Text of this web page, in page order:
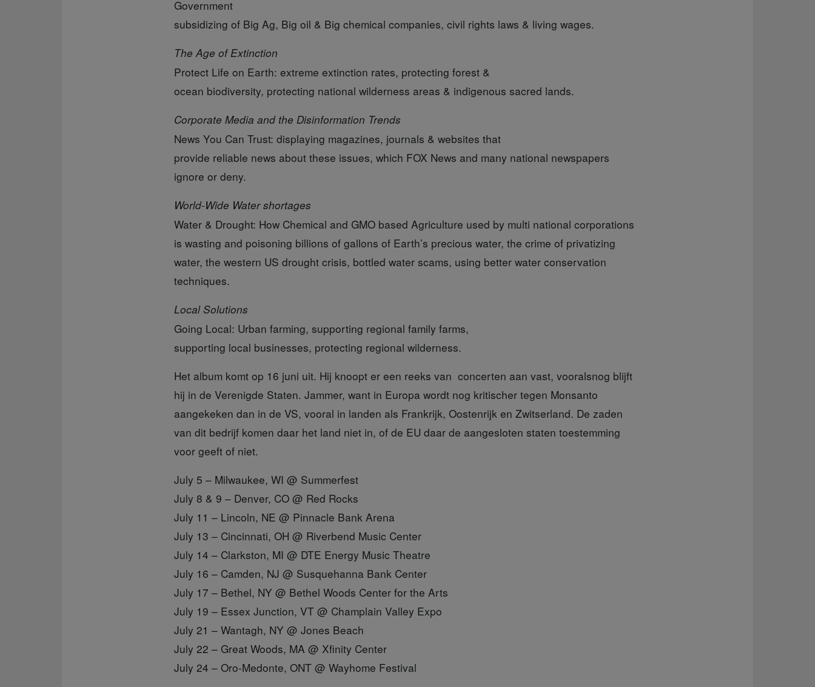
Government
subsidizing of Big Ag, Big oil & Big chemical companies, civil rights laws & living wages.
The Age of Extinction
Protect Life on Earth: extreme extinction rates, protecting forest &
ocean biodiversity, protecting national wilderness areas & indigenous sacred lands.
Corporate Media and the Disinformation Trends
News You Can Trust: displaying magazines, journals & websites that
provide reliable news about these issues, which FOX News and many national newspapers
ignore or deny.
World-Wide Water shortages
Water & Drought: How Chemical and GMO based Agriculture used by multi national corporations
is wasting and poisoning billions of gallons of Earth’s precious water, the crime of privatizing
water, the western US drought crisis, bottled water scams, using better water conservation
techniques.
Local Solutions
Going Local: Urban farming, supporting regional family farms,
supporting local businesses, protecting regional wilderness.
Het album komt op 16 juni uit. Hij knoopt er een reeks van concerten aan vast, vooralsnog blijft
hij in de Verenigde Staten. Jammer, want in Europa wordt nog kritischer tegen Monsanto
aangekeken dan in de VS, vooral in landen als Frankrijk, Oostenrijk en Zwitserland. De zaden
van dit bedrijf komen daar het land niet in, of de EU daar de aangesloten staten toestemming
voor geeft of niet.
July 5 – Milwaukee, WI @ Summerfest
July 8 & 9 – Denver, CO @ Red Rocks
July 11 – Lincoln, NE @ Pinnacle Bank Arena
July 13 – Cincinnati, OH @ Riverbend Music Center
July 14 – Clarkston, MI @ DTE Energy Music Theatre
July 16 – Camden, NJ @ Susquehanna Bank Center
July 17 – Bethel, NY @ Bethel Woods Center for the Arts
July 19 – Essex Junction, VT @ Champlain Valley Expo
July 21 – Wantagh, NY @ Jones Beach
July 22 – Great Woods, MA @ Xfinity Center
July 24 – Oro-Medonte, ONT @ Wayhome Festival